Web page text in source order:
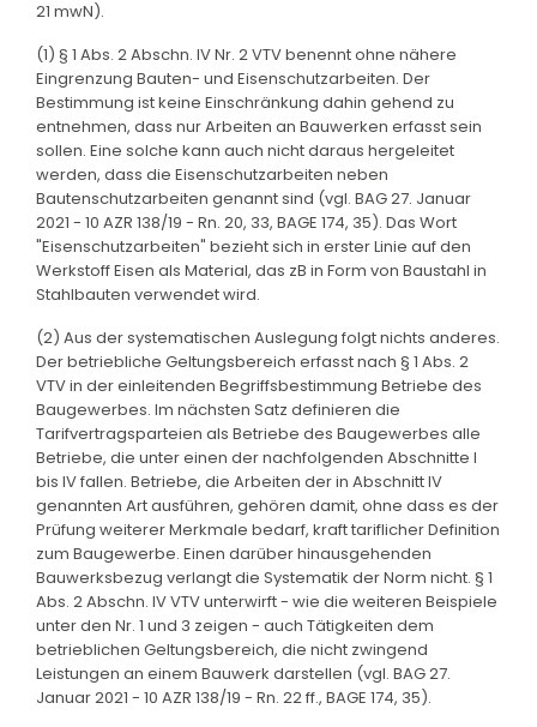
21 mwN).
(1) § 1 Abs. 2 Abschn. IV Nr. 2 VTV benennt ohne nähere
Eingrenzung Bauten- und Eisenschutzarbeiten. Der
Bestimmung ist keine Einschränkung dahin gehend zu
entnehmen, dass nur Arbeiten an Bauwerken erfasst sein
sollen. Eine solche kann auch nicht daraus hergeleitet
werden, dass die Eisenschutzarbeiten neben
Bautenschutzarbeiten genannt sind (vgl. BAG 27. Januar
2021 - 10 AZR 138/19 - Rn. 20, 33, BAGE 174, 35). Das Wort
"Eisenschutzarbeiten" bezieht sich in erster Linie auf den
Werkstoff Eisen als Material, das zB in Form von Baustahl in
Stahlbauten verwendet wird.
(2) Aus der systematischen Auslegung folgt nichts anderes.
Der betriebliche Geltungsbereich erfasst nach § 1 Abs. 2
VTV in der einleitenden Begriffsbestimmung Betriebe des
Baugewerbes. Im nächsten Satz definieren die
Tarifvertragsparteien als Betriebe des Baugewerbes alle
Betriebe, die unter einen der nachfolgenden Abschnitte I
bis IV fallen. Betriebe, die Arbeiten der in Abschnitt IV
genannten Art ausführen, gehören damit, ohne dass es der
Prüfung weiterer Merkmale bedarf, kraft tariflicher Definition
zum Baugewerbe. Einen darüber hinausgehenden
Bauwerksbezug verlangt die Systematik der Norm nicht. § 1
Abs. 2 Abschn. IV VTV unterwirft - wie die weiteren Beispiele
unter den Nr. 1 und 3 zeigen - auch Tätigkeiten dem
betrieblichen Geltungsbereich, die nicht zwingend
Leistungen an einem Bauwerk darstellen (vgl. BAG 27.
Januar 2021 - 10 AZR 138/19 - Rn. 22 ff., BAGE 174, 35).